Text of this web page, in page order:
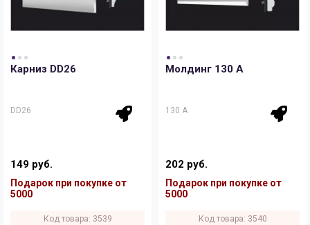
Карниз DD26
DD26
149 руб.
Подарок при покупке от
5000
Код товара: 3539
Молдинг 130 A
130 A
202 руб.
Подарок при покупке от
5000
Код товара: 3540